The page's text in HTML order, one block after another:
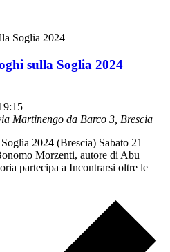
sulla Soglia 2024
Martinengo da Barco 3, Brescia
2024 (Brescia) Sabato 21
Morzenti, autore di Abu
partecipa a Incontrarsi oltre le